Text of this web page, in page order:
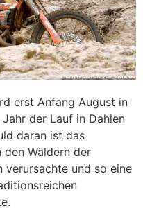
erst Anfang August in
der Lauf in Dahlen
daran ist das
Wäldern der
verursachte und so eine